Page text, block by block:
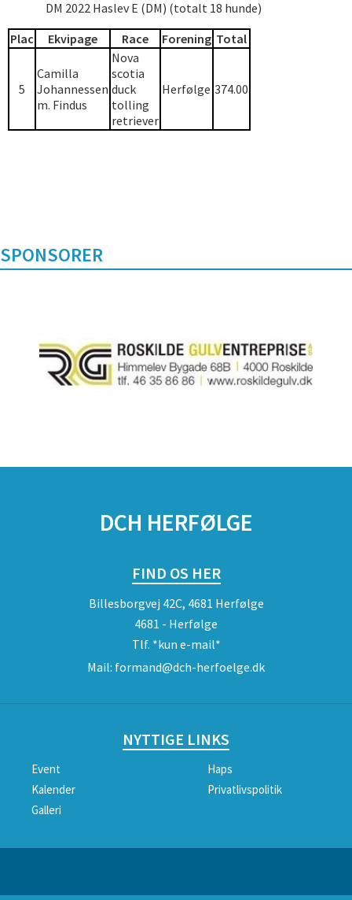
DM 2022 Haslev E (DM) (totalt 18 hunde)
Plac
Ekvipage Race Forening Total
5
Camilla
Johannessen
m. Findus
Nova
scotia
duck
tolling
retriever
Herfølge 374.00
SPONSORER
DCH HERFØLGE
FIND OS HER
Billesborgvej 42C, 4681 Herfølge
4681 - Herfølge
Tlf. *kun e-mail*
Mail: formand@dch-herfoelge.dk
NYTTIGE LINKS
Event
Haps
Kalender
Privatlivspolitik
Galleri